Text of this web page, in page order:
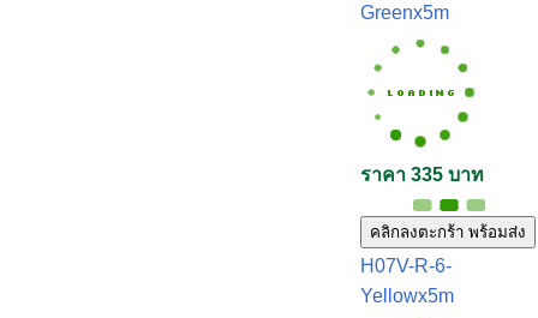
Greenx5m
ราคา 335 บาท
คลิกลงตะกร้า พร้อมส่ง
H07V-R-6-
Yellowx5m